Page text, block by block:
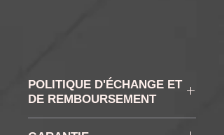
POLITIQUE D'ÉCHANGE ET
DE REMBOURSEMENT